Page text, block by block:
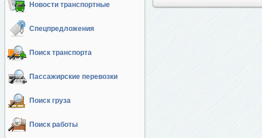
Новости транспортные
Спецпредложения
Поиск транспорта
Пассажирские перевозки
Поиск груза
Поиск работы